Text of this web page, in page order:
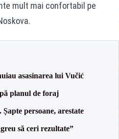
mult mai confortabil pe
asasinarea lui Vučić
planul de foraj
persoane, arestate
să ceri rezultate”